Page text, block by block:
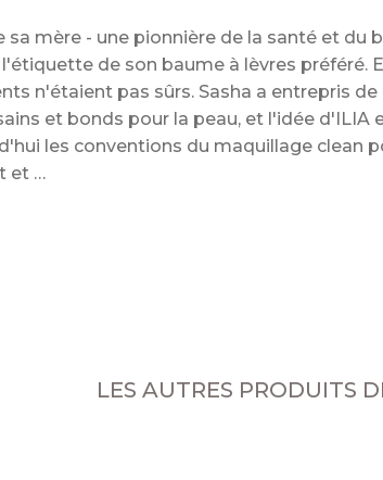
sa mère - une pionnière de la santé et du
de son baume à lèvres préféré.
n'étaient pas sûrs. Sasha a entrepris
et bonds pour la peau, et l'idée d'ILIA
les conventions du maquillage clean
et
LES AUTRES PRODUITS